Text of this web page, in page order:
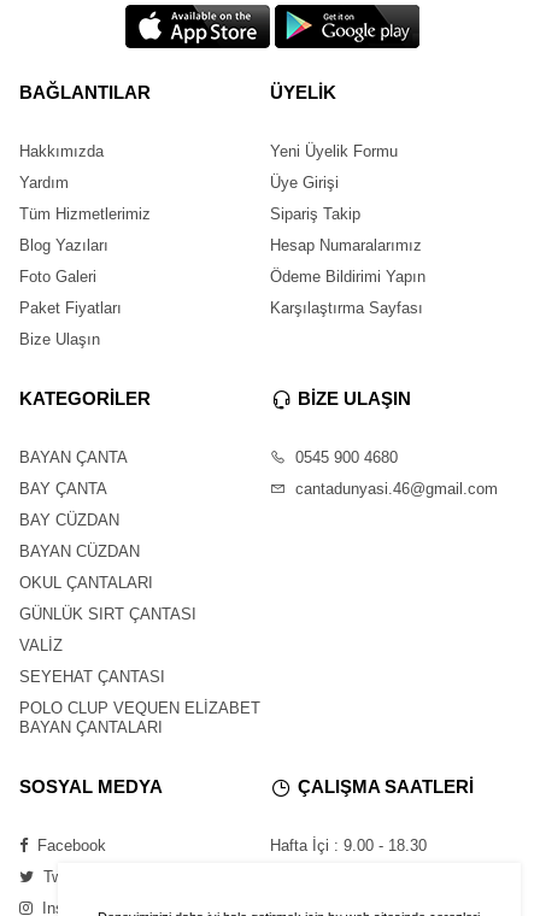
BAĞLANTILAR
Hakkımızda
Yardım
Tüm Hizmetlerimiz
Blog Yazıları
Foto Galeri
Paket Fiyatları
Bize Ulaşın
ÜYELİK
Yeni Üyelik Formu
Üye Girişi
Sipariş Takip
Hesap Numaralarımız
Ödeme Bildirimi Yapın
Karşılaştırma Sayfası
KATEGORİLER
BAYAN ÇANTA
BAY ÇANTA
BAY CÜZDAN
BAYAN CÜZDAN
OKUL ÇANTALARI
GÜNLÜK SIRT ÇANTASI
VALİZ
SEYEHAT ÇANTASI
POLO CLUP VEQUEN ELİZABET
BAYAN ÇANTALARI
BİZE ULAŞIN
0545 900 4680
cantadunyasi.46@gmail.com
SOSYAL MEDYA
Facebook
Twitter
Instagram
ÇALIŞMA SAATLERİ
Hafta İçi : 9.00 - 18.30
Pazar : Kapalı